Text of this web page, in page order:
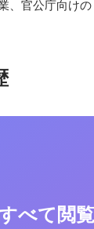
、官公庁向け
べて閲覧